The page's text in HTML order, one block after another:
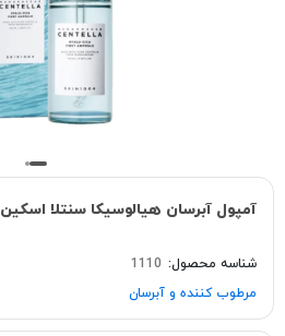
آمپول آبرسان هیالوسیکا سنتلا اسکین 1004 حجم 100 میل
شناسه محصول: 1110
مرطوب کننده و آبرسان